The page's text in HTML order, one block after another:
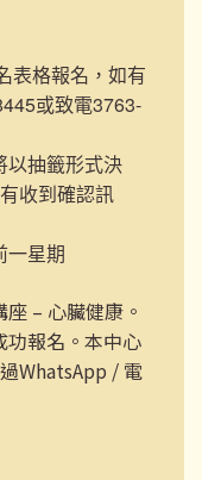
表格報名，如有
或致電3763-
以抽籤形式決
收到確認訊
一星期
– 心臟健康。
功報名。本中心
WhatsApp / 電